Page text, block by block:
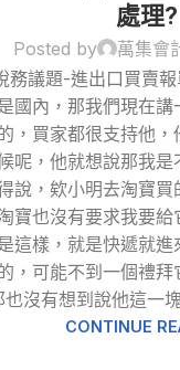
處理?
Posted by
萬集會
議題-進出口買賣
國內，那我們現在
，買家都很支持他
呢，他就想說那我
說，欸小明去淘寶
寶也沒有要求我要
這樣，就是快遞就
，可能不到一個禮
沒有想到說他這一
CONTINUE